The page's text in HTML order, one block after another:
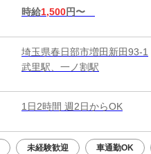
時給1,500円〜
埼玉県春日部市増田新田93-1
武里駅、一ノ割駅
1日2時間 週2日からOK
未経験歓迎 車通勤OK